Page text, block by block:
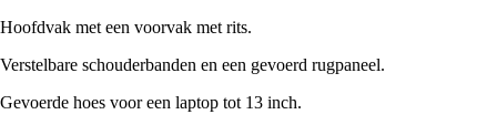
Hoofdvak met een voorvak met rits.
Verstelbare schouderbanden en een gevoerd rugpaneel.
Gevoerde hoes voor een laptop tot 13 inch.